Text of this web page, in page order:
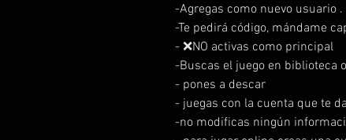
-Agregas como nuevo usuario .
-Te pedirá código, mándame
- ❌NO activas como principal
-Buscas el juego en biblioteca
- pones a descar
- juegas con la cuenta que te
-no modificas ningún